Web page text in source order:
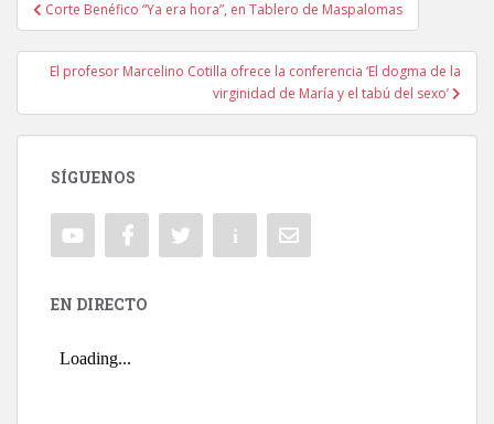
Navegación de entradas
Corte Benéfico “Ya era hora”, en Tablero de Maspalomas
El profesor Marcelino Cotilla ofrece la conferencia ‘El dogma de la
virginidad de María y el tabú del sexo’
SÍGUENOS
EN DIRECTO